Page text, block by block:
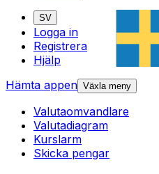
SV
Logga in
Registrera
Hjälp
Hämta appen Växla meny
Valutaomvandlare
Valutadiagram
Kurslarm
Skicka pengar